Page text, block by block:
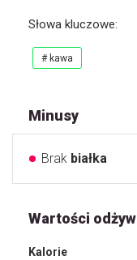
Słowa kluczowe:
# kawa
Minusy
Brak białka
Wartości
Kalorie